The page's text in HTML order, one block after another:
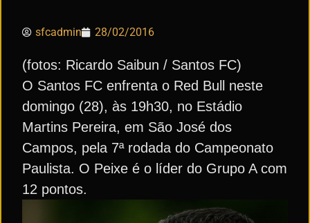
sfcadmin 28/02/2016
(fotos: Ricardo Saibun / Santos FC)
O Santos FC enfrenta o Red Bull neste
domingo (28), às 19h30, no Estádio
Martins Pereira, em São José dos
Campos, pela 7ª rodada do Campeonato
Paulista. O Peixe é o líder do Grupo A com
12 pontos.